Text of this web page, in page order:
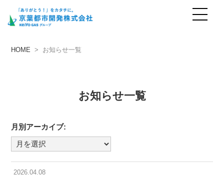
お知らせ
HOME > お知らせ一覧
お知らせ一覧
月別アーカイブ:
月
ア
2026.04.08